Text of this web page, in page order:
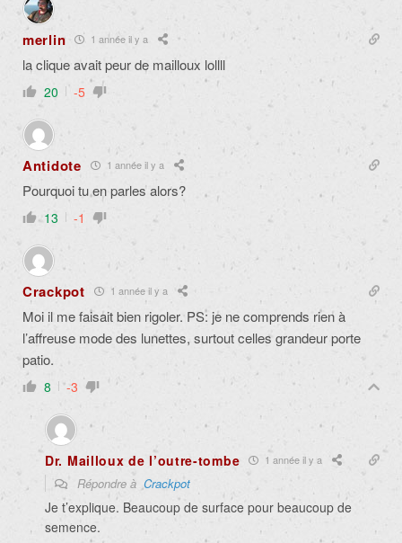
merlin 1 année il y a
la clique avait peur de mailloux lollll
20 -5
Antidote 1 année il y a
Pourquoi tu en parles alors?
13 -1
Crackpot 1 année il y a
Moi il me faisait bien rigoler. PS: je ne comprends rien à
l’affreuse mode des lunettes, surtout celles grandeur porte
patio.
8 -3
Dr. Mailloux de l’outre-tombe 1 année il y a
Répondre à Crackpot
Je t’explique. Beaucoup de surface pour beaucoup de
semence.